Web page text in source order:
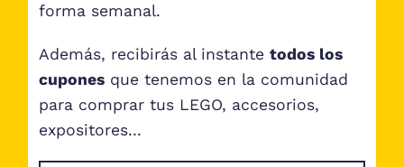
forma semanal.
Además, recibirás al instante todos los
cuponesque tenemos en la comunidad
para comprar tus LEGO, accesorios,
expositores...